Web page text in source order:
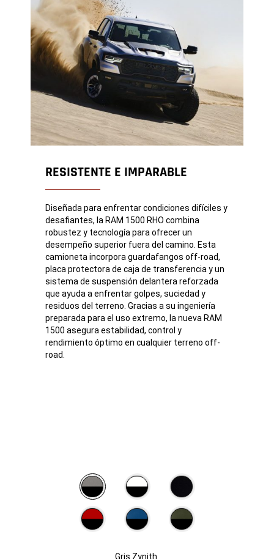
RESISTENTE E IMPARABLE
Diseñada para enfrentar condiciones difíciles y
desafiantes, la RAM 1500 RHO combina
robustez y tecnología para ofrecer un
desempeño superior fuera del camino. Esta
camioneta incorpora guardafangos off-road,
placa protectora de caja de transferencia y un
sistema de suspensión delantera reforzada
que ayuda a enfrentar golpes, suciedad y
residuos del terreno. Gracias a su ingeniería
preparada para el uso extremo, la nueva RAM
1500 asegura estabilidad, control y
rendimiento óptimo en cualquier terreno off-
road.
Gris Zynith